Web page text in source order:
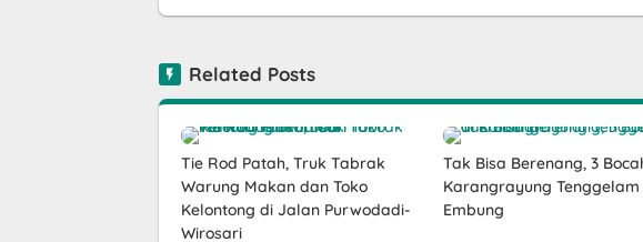
Related Posts
Tie Rod Patah, Truk Tabrak
Warung Makan dan Toko
Kelontong di Jalan Purwodadi-
Wirosari
Tak Bisa Berenang, 3
Karangrayung Tenggelam
Embung